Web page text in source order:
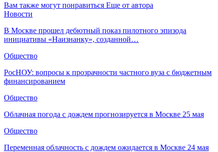
Вам также могут понравиться Еще от автора
Новости
В Москве прошел дебютный показ пилотного эпизода
инициативы «Наизнанку», созданной…
Общество
РосНОУ: вопросы к прозрачности частного вуза с бюджетным
финансированием
Общество
Облачная погода с дождем прогнозируется в Москве 25 мая
Общество
Переменная облачность с дождем ожидается в Москве 24 мая